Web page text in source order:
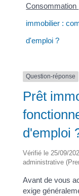
Consommation
immobilier :
d'emploi ?
Question-réponse
Prêt
d'emploi
Vérifié le 25/09/
administrative
Avant de vous
exige